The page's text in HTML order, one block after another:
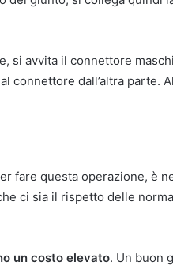
si avvita il connettore
connettore dall’altra parte.
fare questa operazione, è
ci sia il rispetto delle
un costo elevato. Un buon